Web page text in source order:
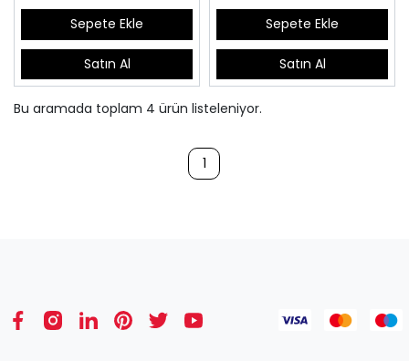
Sepete Ekle
Satın Al
Sepete Ekle
Satın Al
Bu aramada toplam 4 ürün listeleniyor.
1